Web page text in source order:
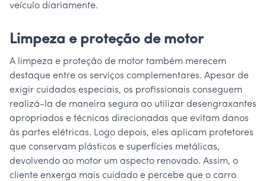
veículo diariamente.
Limpeza e proteção de motor
A limpeza e proteção de motor também merecem
destaque entre os serviços complementares. Apesar de
exigir cuidados especiais, os profissionais conseguem
realizá-la de maneira segura ao utilizar desengraxantes
apropriados e técnicas direcionadas que evitam danos
às partes elétricas. Logo depois, eles aplicam protetores
que conservam plásticos e superfícies metálicas,
devolvendo ao motor um aspecto renovado. Assim, o
cliente enxerga mais cuidado e percebe que o carro